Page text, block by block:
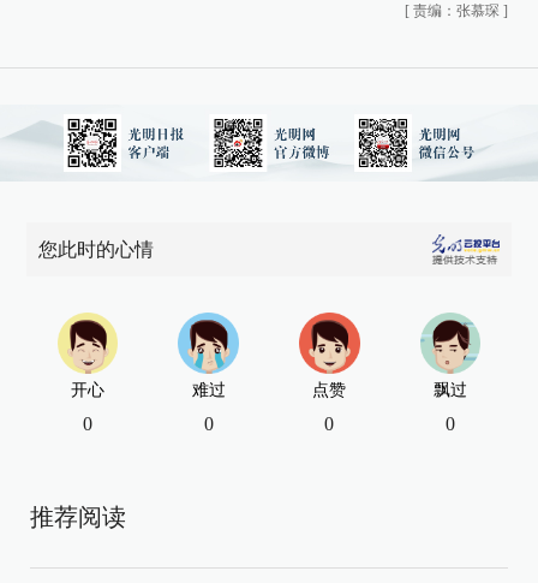
[ 责编：张慕琛 ]
您此时的心情
开心
0
难过
0
点赞
0
飘过
0
推荐阅读